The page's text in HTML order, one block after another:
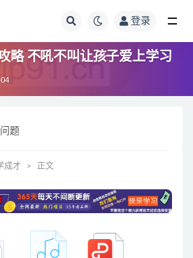
登录
略 不吼不叫让孩子爱上学习
题
成才 正文